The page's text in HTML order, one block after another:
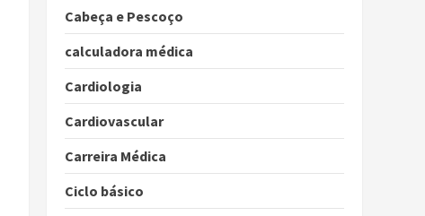
Cabeça e Pescoço
calculadora médica
Cardiologia
Cardiovascular
Carreira Médica
Ciclo básico